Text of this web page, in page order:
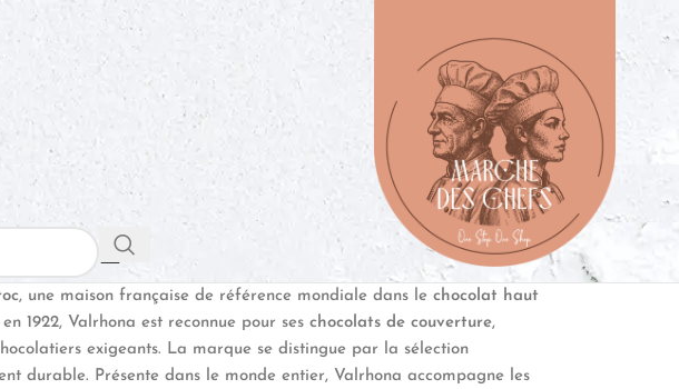
, une maison française de référence mondiale dans le chocolat haut
1922, Valrhona est reconnue pour ses chocolats de couverture,
exigeants. La marque se distingue par la sélection
durable. Présente dans le monde entier, Valrhona accompagne les